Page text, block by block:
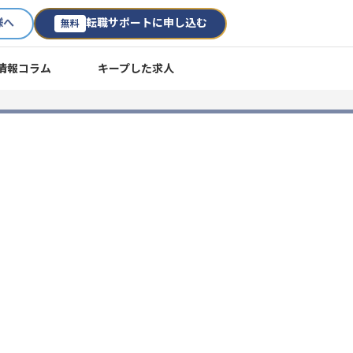
へ 無料 転職サポートに申し込む
報コラム キープした求人